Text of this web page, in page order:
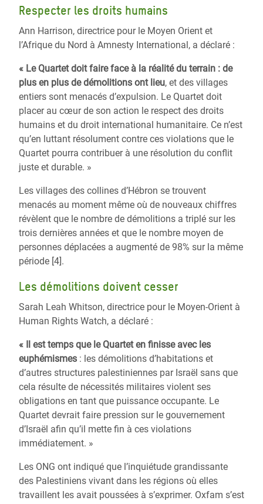
Respecter les droits humains
Ann Harrison, directrice pour le Moyen Orient et
l’Afrique du Nord à Amnesty International, a déclaré :
« Le Quartet doit faire face à la réalité du terrain : de
plus en plus de démolitions ont lieu, et des villages
entiers sont menacés d’expulsion. Le Quartet doit
placer au cœur de son action le respect des droits
humains et du droit international humanitaire. Ce n’est
qu’en luttant résolument contre ces violations que le
Quartet pourra contribuer à une résolution du conflit
juste et durable. »
Les villages des collines d’Hébron se trouvent
menacés au moment même où de nouveaux chiffres
révèlent que le nombre de démolitions a triplé sur les
trois dernières années et que le nombre moyen de
personnes déplacées a augmenté de 98% sur la même
période [4].
Les démolitions doivent cesser
Sarah Leah Whitson, directrice pour le Moyen-Orient à
Human Rights Watch, a déclaré :
« Il est temps que le Quartet en finisse avec les
euphémismes : les démolitions d’habitations et
d’autres structures palestiniennes par Israël sans que
cela résulte de nécessités militaires violent ses
obligations en tant que puissance occupante. Le
Quartet devrait faire pression sur le gouvernement
d’Israël afin qu’il mette fin à ces violations
immédiatement. »
Les ONG ont indiqué que l’inquiétude grandissante
des Palestiniens vivant dans les régions où elles
travaillent les avait poussées à s’exprimer. Oxfam s’est